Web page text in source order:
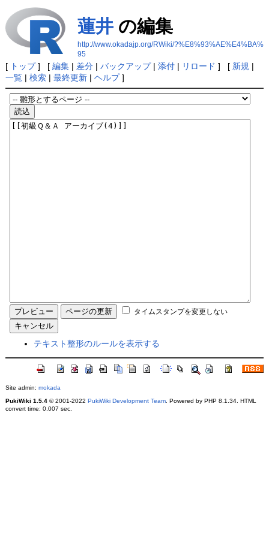
蓮井の編集
http://www.okadajp.org/RWiki/?%E8%93%AE%E4%BA%
95
[ トップ] [ 編集| 差分| バックアップ| 添付| リロード ] [ 新規 |
一覧| 検索| 最終更新| ヘルプ]
タイムスタンプを変更しない
テキスト整形のルールを表示する
Site admin: mokada
PukiWiki 1.5.4© 2001-2022 PukiWiki Development Team. Powered by PHP 8.1.34. HTML
convert time: 0.007 sec.